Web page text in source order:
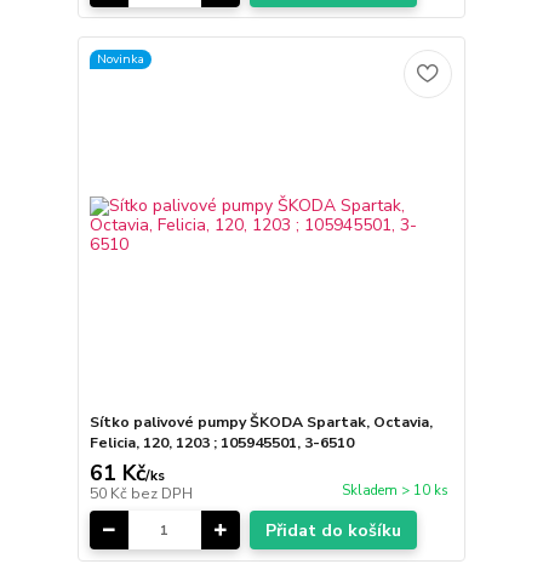
Novinka
Sítko palivové pumpy ŠKODA Spartak, Octavia,
Felicia, 120, 1203 ; 105945501, 3-6510
61 Kč/ks
50 Kč bez DPH Skladem > 10 ks
Přidat do košíku